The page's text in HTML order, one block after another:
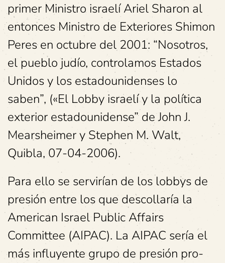
primer Ministro israelí Ariel Sharon al
entonces Ministro de Exteriores Shimon
Peres en octubre del 2001: “Nosotros,
el pueblo judío, controlamos Estados
Unidos y los estadounidenses lo
saben”, («El Lobby israelí y la política
exterior estadounidense” de John J.
Mearsheimer y Stephen M. Walt,
Quibla, 07-04-2006).
Para ello se servirían de los lobbys de
presión entre los que descollaría la
American Israel Public Affairs
Committee (AIPAC). La AIPAC sería el
más influyente grupo de presión pro-